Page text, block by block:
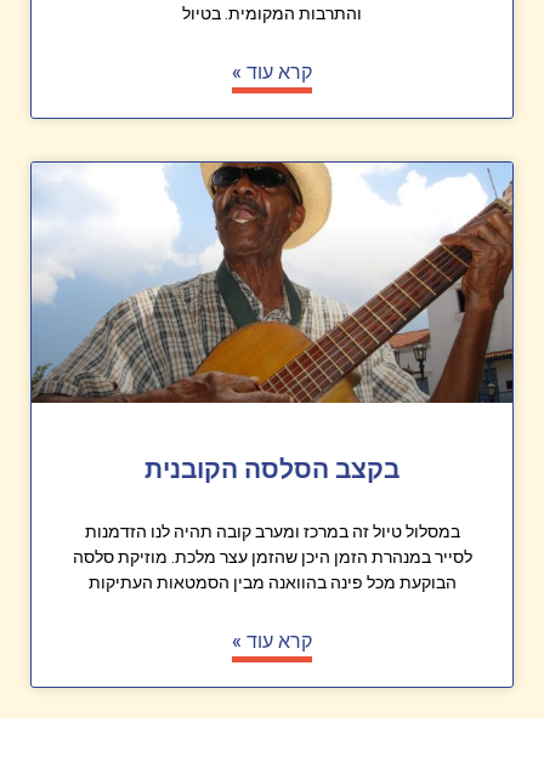
והתרבות המקומית. בטיול
קרא עוד »
בקצב הסלסה הקובנית
במסלול טיול זה במרכז ומערב קובה תהיה לנו הזדמנות
לסייר במנהרת הזמן היכן שהזמן עצר מלכת. מוזיקת סלסה
הבוקעת מכל פינה בהוואנה מבין הסמטאות העתיקות
קרא עוד »